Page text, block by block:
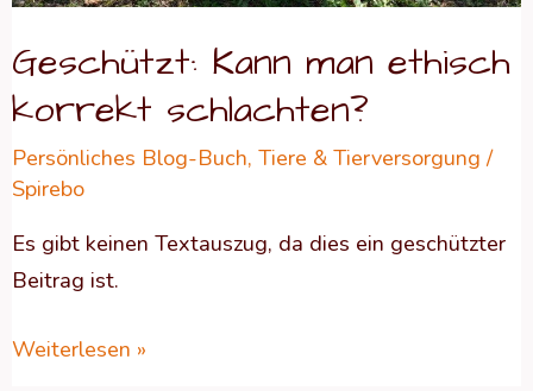
Geschützt: Kann man ethisch
korrekt schlachten?
Persönliches Blog-Buch, Tiere & Tierversorgung /
Spirebo
Es gibt keinen Textauszug, da dies ein geschützter
Beitrag ist.
Weiterlesen »